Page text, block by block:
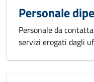
Personale
Personale da
servizi erogati dagli